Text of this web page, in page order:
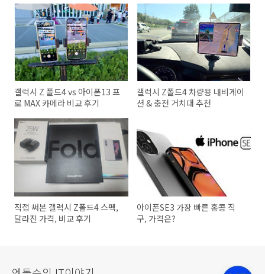
갤럭시 Z 폴드4 vs 아이폰13 프
로 MAX 카메라 비교 후기
갤럭시 Z폴드4 차량용 내비게이
션 & 충전 거치대 추천
직접 써본 갤럭시 Z폴드4 스펙,
달라진 가격, 비교 후기
아이폰SE3 가장 빠른 홍콩 직
구, 가격은?